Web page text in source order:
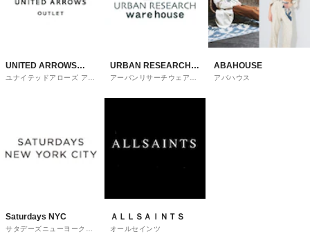
UNITED ARROWS
OUTLET
ユナイテッドアローズ アウ
URBAN RESEARCH
ware house
アーバンリサーチウェアハ
ABAHOUSE
アバハウス
Saturdays NYC
サタデーズニューヨークシ
ＡＬＬＳＡＩＮＴＳ
オールセインツ